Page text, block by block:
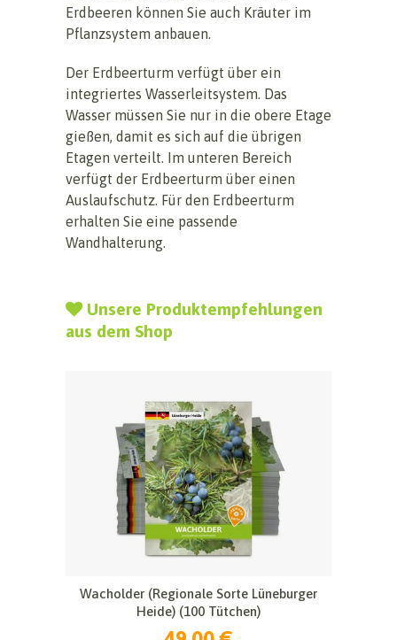
Erdbeeren können Sie auch Kräuter im
Pflanzsystem anbauen.
Der Erdbeerturm verfügt über ein
integriertes Wasserleitsystem. Das
Wasser müssen Sie nur in die obere Etage
gießen, damit es sich auf die übrigen
Etagen verteilt. Im unteren Bereich
verfügt der Erdbeerturm über einen
Auslaufschutz. Für den Erdbeerturm
erhalten Sie eine passende
Wandhalterung.
Unsere Produktempfehlungen
aus dem Shop
Wacholder (Regionale Sorte Lüneburger
Heide) (100 Tütchen)